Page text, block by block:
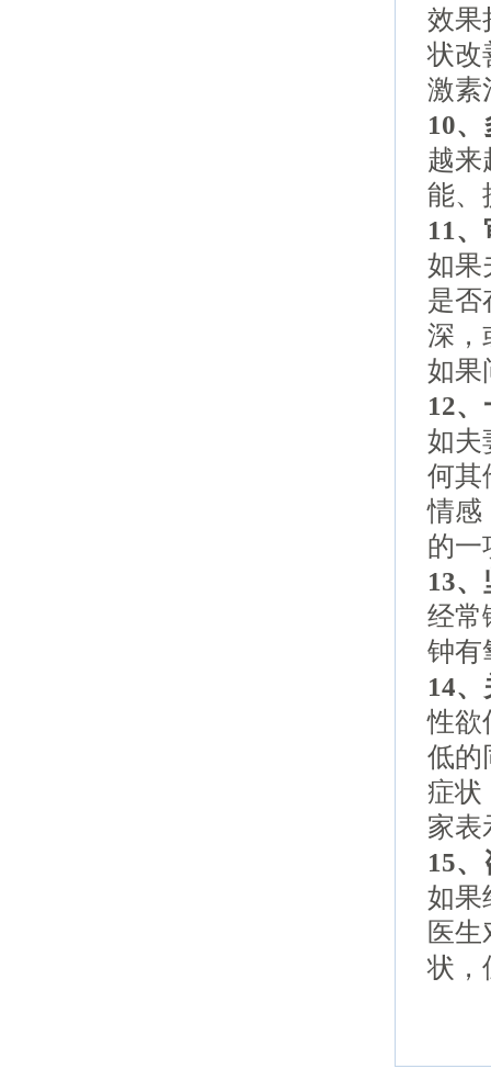
效果
状改
激素
10
越来
能、
11
如果
是否
深，
如果
12
如夫
何其
情感
的一
13
经常
钟有
14
性欲
低的
症状
家表
15
如果
医
状，